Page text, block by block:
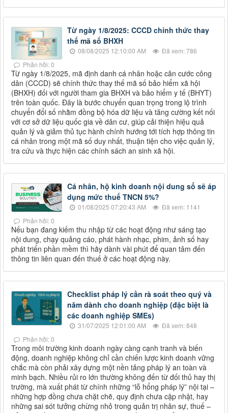
Từ ngày 1/8/2025: CCCD chính thức thay
thế mã số BHXH
08/08/2025 12:10:00 AM
Đã xem: 786
Phản hồi: 0
Từ ngày 1/8/2025, mã định danh cá nhân hoặc căn cước công
dân (CCCD) sẽ chính thức thay thế mã số bảo hiểm xã hội
(BHXH) đối với người tham gia BHXH và bảo hiểm y tế (BHYT)
trên toàn quốc. Đây là bước chuyển quan trọng trong lộ trình
chuyển đổi số nhằm đồng bộ hóa dữ liệu và tăng cường kết nối
với cơ sở dữ liệu quốc gia về dân cư, giúp cải thiện hiệu quả
quản lý và giảm thủ tục hành chính hướng tới tích hợp thông tin
cá nhân trong một mã số duy nhất, thuận tiện cho việc quản lý,
tra cứu và thực hiện các chính sách an sinh xã hội.
Cá nhân, hộ kinh doanh nội dung số sẽ áp
dụng mức thuế TNCN 5%?
01/08/2025 07:20:43 AM
Đã xem: 1141
Phản hồi: 0
Nếu bạn đang kiếm thu nhập từ các hoạt động như sáng tạo
nội dung, chạy quảng cáo, phát hành nhạc, phim, ảnh số hay
phát triển phần mềm thì hãy dành vài phút để quan tâm đến
thông tin liên quan đến thuế ở các hoạt động này.
Checklist pháp lý cần rà soát theo quý và
năm dành cho doanh nghiệp (đặc biệt là
các doanh nghiệp SMEs)
31/07/2025 12:01:00 AM
Đã xem: 848
Phản hồi: 0
Trong môi trường kinh doanh ngày càng cạnh tranh và biến
động, doanh nghiệp không chỉ cần chiến lược kinh doanh vững
chắc mà còn phải xây dựng một nền tảng pháp lý an toàn và
minh bạch. Nhiều rủi ro lớn thường không đến từ đối thủ hay thị
trường, mà xuất phát từ chính những “lỗ hổng pháp lý” nội tại –
những hợp đồng chưa chặt chẽ, quy định chưa cập nhật, hay
những sai sót tưởng chừng nhỏ trong quản trị nhân sự, thuế –